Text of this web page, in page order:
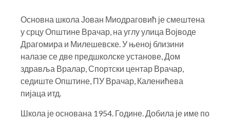
Основна школа Јован Миодраговић је смештена
у срцу Општине Врачар, на углу улица Војводе
Драгомира и Милешевске. У њеној близини
налазе се две предшколске установе, Дом
здравља Вралар, Спортски центар Врачар,
седиште Општине, ПУ Врачар, Каленићева
пијаца итд.
Школа је основана 1954. Године. Добила је име по